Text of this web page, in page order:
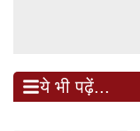
ये भी पढ़ें...